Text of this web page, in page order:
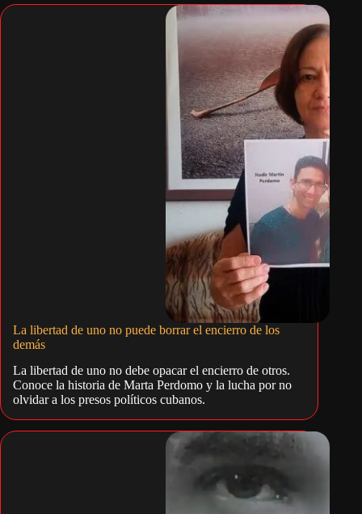
La libertad de uno no puede borrar el encierro de los
demás
La libertad de uno no debe opacar el encierro de otros.
Conoce la historia de Marta Perdomo y la lucha por no
olvidar a los presos políticos cubanos.